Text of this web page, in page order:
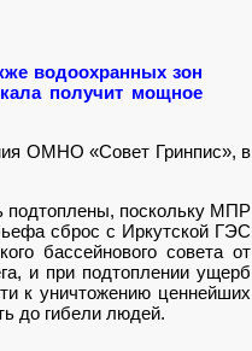
водоохранных зон
получит мощное
ОМНО «Совет Гринпис», в
подтоплены, поскольку МПР
сброс с Иркутской ГЭС
бассейнового совета от
и при подтоплении ущерб
к уничтожению ценнейших
до гибели людей.